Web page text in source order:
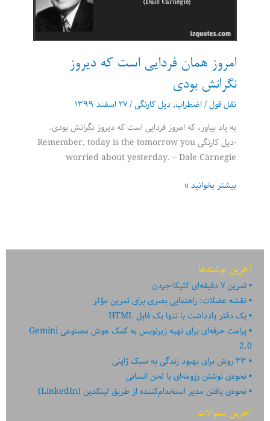
امروز همان فردایی است که دیروز
نگرانش بودی
نقل قول/اضطراب,دیل کارنگی/۲۷ اسفند ۱۳۹۹
به یاد بیاور، که امروز فردایی است که دیروز نگرانش بودی.
-دیل کارنگی Remember, today is the tomorrow you
worried about yesterday. – Dale Carnegie
امروز
نگرانش
بودی
بیشتر بخوانید »
آخرین نوشته‌ها
تمرین ۷ دقیقه‌ای کلیکا-جردن
نقشه عضلات: راهنمایی بصری برای تمرین مؤثر
یک دفتر یادداشت با تنها یک فایل HTML
پرامت حرفه‌ای برای تهیه زیرنویس به کمک هوش مصنوعی Gemini
2.0
۳۳ روش برای بهبود زندگی به سبک ژاپنی
نحوه‌ی نوشتن رزومه‌ای با لحن انسانی
نحوه‌ی یافتن مدیر استخدام‌کننده از طریق لینکدین (LinkedIn)
آخرین سئوالات